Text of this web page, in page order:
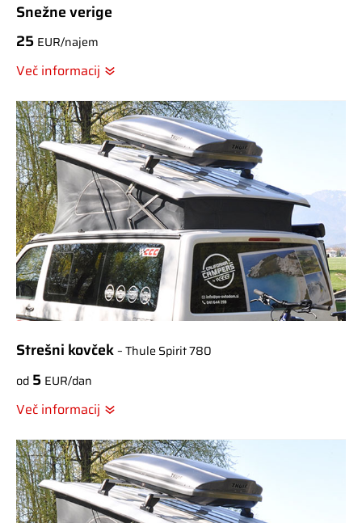
Snežne verige
25 EUR/najem
Več informacij
Strešni kovček– Thule Spirit 780
od 5 EUR/dan
Več informacij